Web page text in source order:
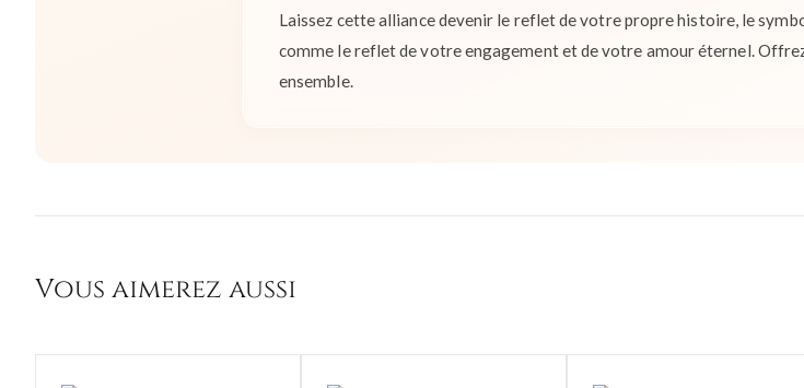
Laissez cette alliance devenir le reflet de votre propre histoire, le
comme le reflet de votre engagement et de votre amour éternel.
ensemble.
Vous aimerez aussi